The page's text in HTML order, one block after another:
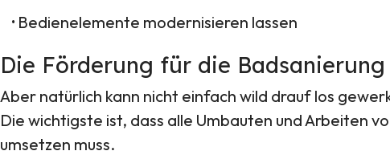
· Bedienelemente modernisieren lassen
Die Förderung für die
Aber natürlich kann nicht einfach wild drauf los
Die wichtigste ist, dass alle Umbauten und Arbeiten
umsetzen muss.